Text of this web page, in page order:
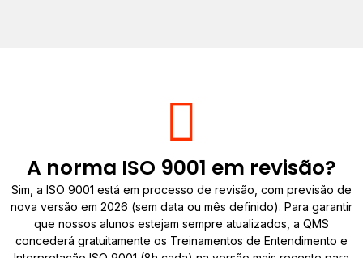
A norma ISO 9001 em revisão?
Sim, a ISO 9001 está em processo de revisão, com previsão de
nova versão em 2026 (sem data ou mês definido). Para garantir
que nossos alunos estejam sempre atualizados, a QMS
concederá gratuitamente os Treinamentos de Entendimento e